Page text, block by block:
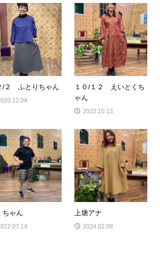
/２ ふとりちゃん
１０/１２ えいとくち
ゃん
2022.10.13
ちゃん 上塘アナ
2024.02.08